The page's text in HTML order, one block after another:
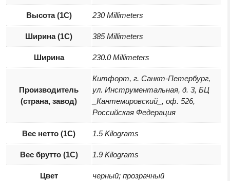
Высота (1С) 230 Millimeters
Ширина (1С) 385 Millimeters
Ширина 230.0 Millimeters
Производитель
(страна, завод)
Китфорт, г. Санкт-Петербург,
ул. Инструментальная, д. 3, БЦ
_Кантемировский_, оф. 526,
Российская Федерация
Вес нетто (1С) 1.5 Kilograms
Вес брутто (1С) 1.9 Kilograms
Цвет черный; прозрачный